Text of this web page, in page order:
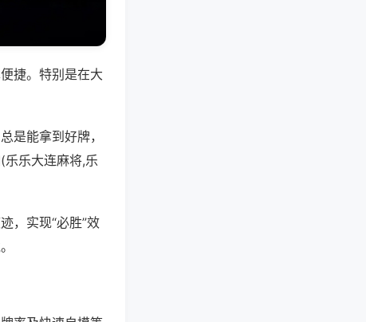
捷。特别是在大
是能拿到好牌，
乐大连麻将,乐
，实现“必胜”效